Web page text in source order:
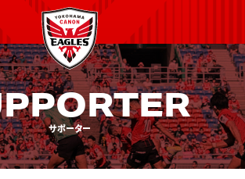
サポーター